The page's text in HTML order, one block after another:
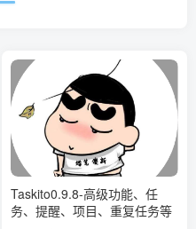
Taskito0.9.8-高级功能、任
务、提醒、项目、重复任务等